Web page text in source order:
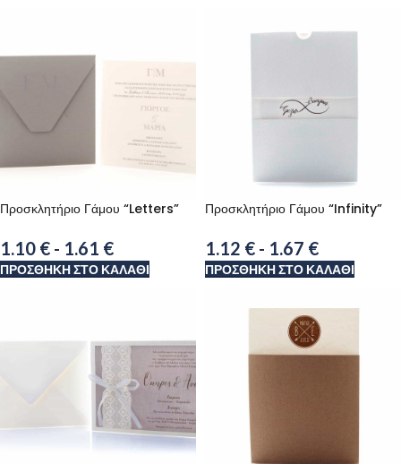
Προσκλητήριο Γάμου “Letters”
1.10 € - 1.61 €
ΠΡΟΣΘΉΚΗ ΣΤΟ ΚΑΛΆΘΙ
Προσκλητήριο Γάμου “Infinity”
1.12 € - 1.67 €
ΠΡΟΣΘΉΚΗ ΣΤΟ ΚΑΛΆΘΙ